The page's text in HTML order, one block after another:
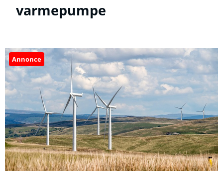
varmepumpe
Annonce